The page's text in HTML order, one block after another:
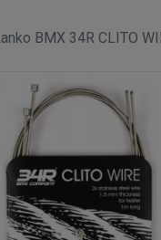
BMX 34R CLITO